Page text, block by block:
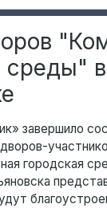
среды" в
завершило
городская